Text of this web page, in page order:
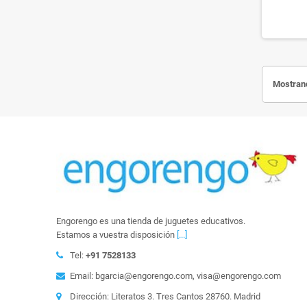
Engorengo es una tienda de juguetes educativos.
Estamos a vuestra disposición [...]
Tel: +91 7528133
Email: bgarcia@engorengo.com, visa@engorengo.com
Dirección: Literatos 3. Tres Cantos 28760. Madrid